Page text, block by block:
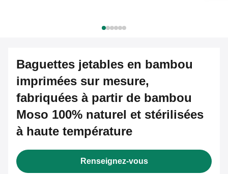
Baguettes jetables en bambou
imprimées sur mesure,
fabriquées à partir de bambou
Moso 100% naturel et stérilisées
à haute température
Renseignez-vous